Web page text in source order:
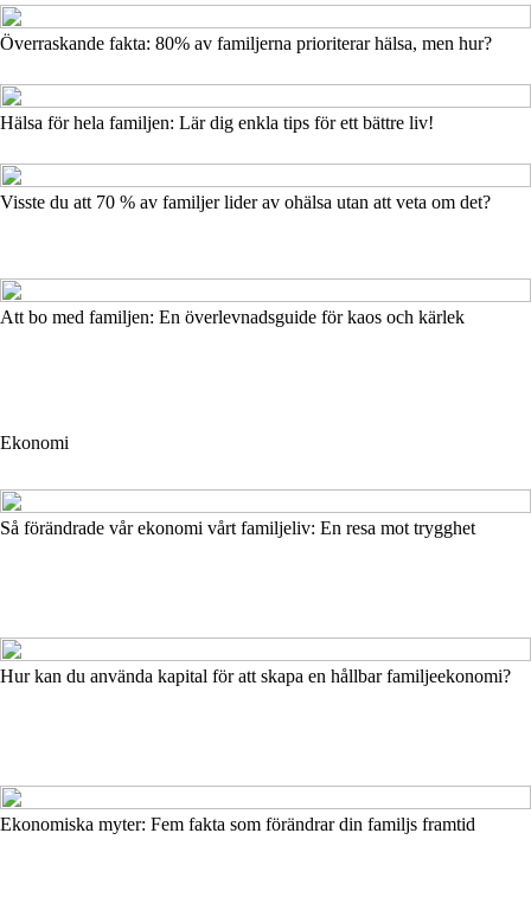
Överraskande fakta: 80% av familjerna prioriterar hälsa, men hur?
Hälsa för hela familjen: Lär dig enkla tips för ett bättre liv!
Visste du att 70 % av familjer lider av ohälsa utan att veta om det?
Att bo med familjen: En överlevnadsguide för kaos och kärlek
Ekonomi
Så förändrade vår ekonomi vårt familjeliv: En resa mot trygghet
Hur kan du använda kapital för att skapa en hållbar familjeekonomi?
Ekonomiska myter: Fem fakta som förändrar din familjs framtid